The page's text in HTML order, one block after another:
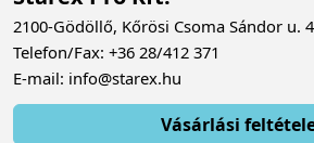
2100-Gödöllő, Kőrösi Csoma Sándor u.
Telefon/Fax: +36 28/412 371
E-mail: info@starex.hu
Vásárlási